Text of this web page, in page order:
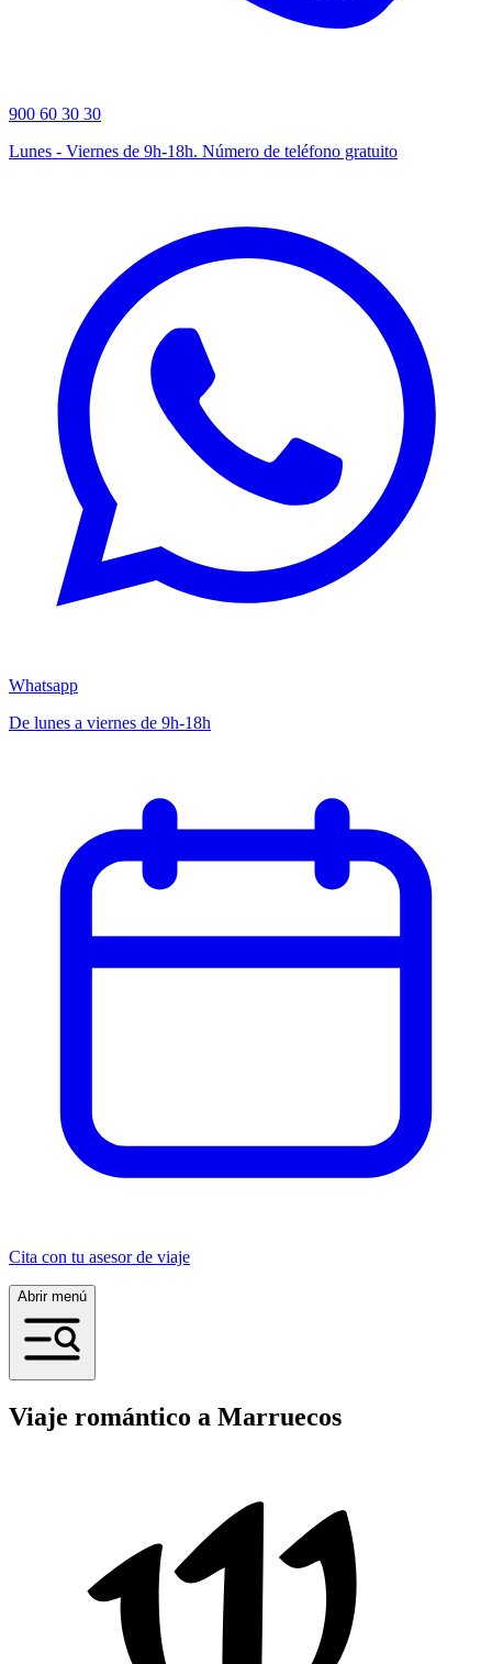
900 60 30 30
Lunes - Viernes de 9h-18h. Número de teléfono gratuito
Whatsapp
De lunes a viernes de 9h-18h
Cita con tu asesor de viaje
Abrir menú
Viaje romántico a Marruecos